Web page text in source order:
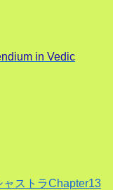
in Vedic
ャストラChapter13